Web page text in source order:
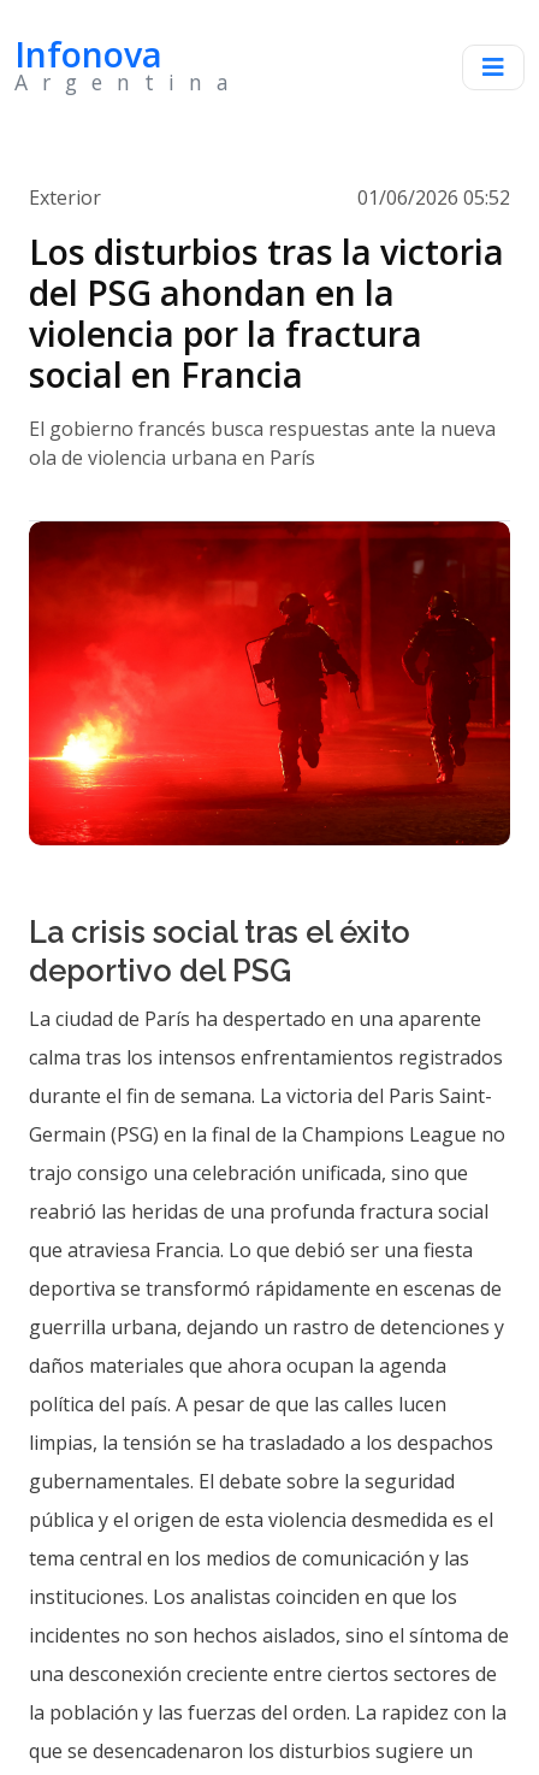
Infonova
Argentina
Exterior 01/06/2026 05:52
Los disturbios tras la victoria
del PSG ahondan en la
violencia por la fractura
social en Francia
El gobierno francés busca respuestas ante la nueva
ola de violencia urbana en París
La crisis social tras el éxito
deportivo del PSG
La ciudad de París ha despertado en una aparente
calma tras los intensos enfrentamientos registrados
durante el fin de semana. La victoria del Paris Saint-
Germain (PSG) en la final de la Champions League no
trajo consigo una celebración unificada, sino que
reabrió las heridas de una profunda fractura social
que atraviesa Francia. Lo que debió ser una fiesta
deportiva se transformó rápidamente en escenas de
guerrilla urbana, dejando un rastro de detenciones y
daños materiales que ahora ocupan la agenda
política del país. A pesar de que las calles lucen
limpias, la tensión se ha trasladado a los despachos
gubernamentales. El debate sobre la seguridad
pública y el origen de esta violencia desmedida es el
tema central en los medios de comunicación y las
instituciones. Los analistas coinciden en que los
incidentes no son hechos aislados, sino el síntoma de
una desconexión creciente entre ciertos sectores de
la población y las fuerzas del orden. La rapidez con la
que se desencadenaron los disturbios sugiere un